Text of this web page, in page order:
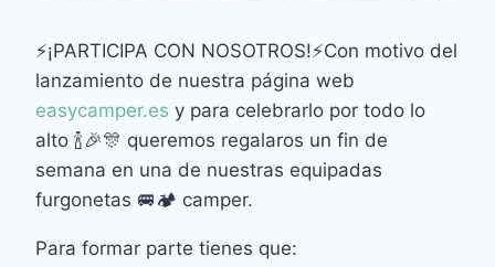
⚡¡PARTICIPA CON NOSOTROS!⚡Con motivo del
lanzamiento de nuestra página web
easycamper.es y para celebrarlo por todo lo
alto 🍾🎉🎊 queremos regalaros un fin de
semana en una de nuestras equipadas
furgonetas 🚐🏕️ camper.
Para formar parte tienes que: